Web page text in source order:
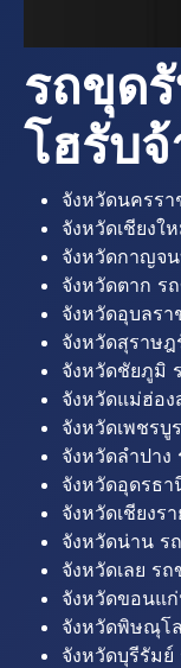
รถขุด
โฮรับ
จังหวัดนครร
จังหวัดเชียงใ
จังหวัดกาญจ
จังหวัดตาก ร
จังหวัดอุบลร
จังหวัดสุราษ
จังหวัดชัยภูมิ
จังหวัดแม่ฮ่อ
จังหวัดเพชร
จังหวัดลำปาง
จังหวัดอุดรธ
จังหวัดเชียงร
จังหวัดน่าน ร
จังหวัดเลย ร
จังหวัดขอนแ
จังหวัดพิษณุโ
จังหวัดบุรีรัม